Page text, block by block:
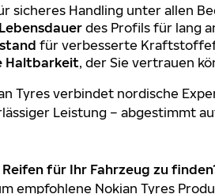
sicheres Handling unter allen
des Profils für lang
für verbesserte
Haltbarkeit, der Sie vertrauen
Tyres verbindet nordische
Leistung – abgestimmt
für Ihr Fahrzeug zu
empfohlene Nokian Tyres